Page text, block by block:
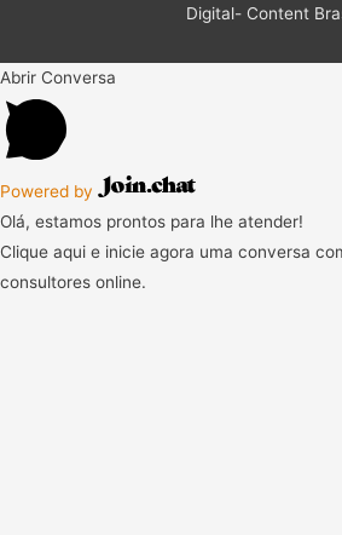
Digital- Content
Abrir Conversa
Powered by
Olá, estamos prontos para lhe atender!
Clique aqui e inicie agora uma conversa
consultores online.